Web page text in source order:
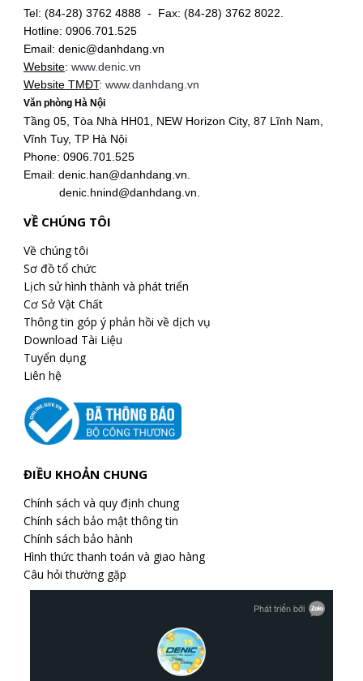
Tel: (84-28) 3762 4888 - Fax: (84-28) 3762 8022.
Hotline: 0906.701.525
Email: denic@danhdang.vn
Website: www.denic.vn
Website TMĐT: www.danhdang.vn
Văn phòng Hà Nội
Tầng 05, Tòa Nhà HH01, NEW Horizon City, 87 Lĩnh Nam,
Vĩnh Tuy, TP Hà Nội
Phone: 0906.701.525
Email: denic.han@danhdang.vn.
denic.hnind@danhdang.vn.
VỀ CHÚNG TÔI
Về chúng tôi
Sơ đồ tổ chức
Lịch sử hình thành và phát triển
Cơ Sở Vật Chất
Thông tin góp ý phản hồi về dịch vụ
Download Tài Liệu
Tuyển dụng
Liên hệ
ĐIỀU KHOẢN CHUNG
Chính sách và quy định chung
Chính sách bảo mật thông tin
Chính sách bảo hành
Hình thức thanh toán và giao hàng
Câu hỏi thường gặp